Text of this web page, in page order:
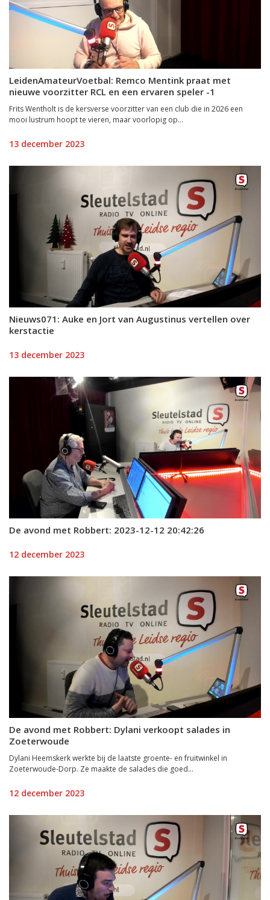
LeidenAmateurVoetbal: Remco Mentink praat met
nieuwe voorzitter RCL en een ervaren speler -1
Frits Wentholt is de kersverse voorzitter van een club die in 2026 een
mooi lustrum hoopt te vieren, maar voorlopig op...
13 december 2023
Nieuws071: Auke en Jort van Augustinus vertellen over
kerstactie
13 december 2023
De avond met Robbert: 2023-12-12 20:42:26
12 december 2023
De avond met Robbert: Dylani verkoopt salades in
Zoeterwoude
Dylani Heemskerk werkte bij de laatste groente- en fruitwinkel in
Zoeterwoude-Dorp. Ze maakte de salades die goed...
12 december 2023